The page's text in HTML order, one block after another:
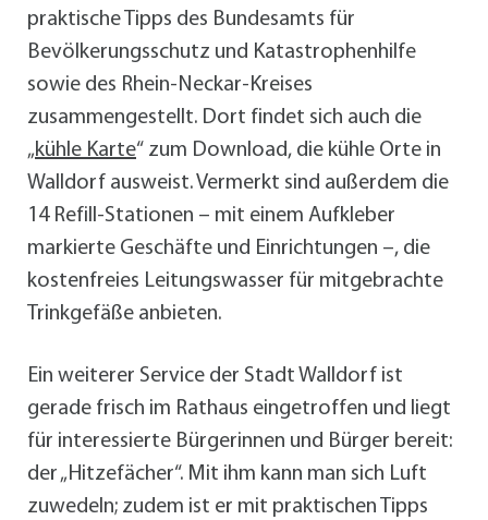
praktische Tipps des Bundesamts für
Bevölkerungsschutz und Katastrophenhilfe
sowie des Rhein-Neckar-Kreises
zusammengestellt. Dort findet sich auch die
„kühle Karte“ zum Download, die kühle Orte in
Walldorf ausweist. Vermerkt sind außerdem die
14 Refill-Stationen – mit einem Aufkleber
markierte Geschäfte und Einrichtungen –, die
kostenfreies Leitungswasser für mitgebrachte
Trinkgefäße anbieten.
Ein weiterer Service der Stadt Walldorf ist
gerade frisch im Rathaus eingetroffen und liegt
für interessierte Bürgerinnen und Bürger bereit:
der „Hitzefächer“. Mit ihm kann man sich Luft
zuwedeln; zudem ist er mit praktischen Tipps